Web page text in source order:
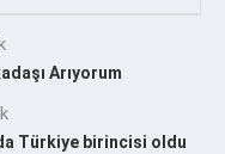
Arıyorum
Türkiye birincisi oldu